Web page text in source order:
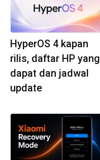
HyperOS 4 kapan
rilis, daftar HP yang
dapat dan jadwal
update